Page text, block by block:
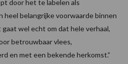
door het te labelen als
heel belangrijke voorwaarde binnen
wel echt om dat hele verhaal,
betrouwbaar vlees,
en met een bekende herkomst.”